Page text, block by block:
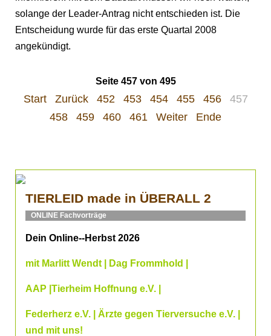
solange der Leader-Antrag nicht entschieden ist. Die
Entscheidung wurde für das erste Quartal 2008
angekündigt.
Seite 457 von 495
Start Zurück 452 453 454 455 456
457
458
459 460 461 Weiter Ende
TIERLEID made in ÜBERALL 2
ONLINE Fachvorträge
Dein Online--Herbst 2026
mit Marlitt Wendt | Dag Frommhold |
AAP |Tierheim Hoffnung e.V. |
Federherz e.V. | Ärzte gegen Tierversuche e.V. |
und mit uns!